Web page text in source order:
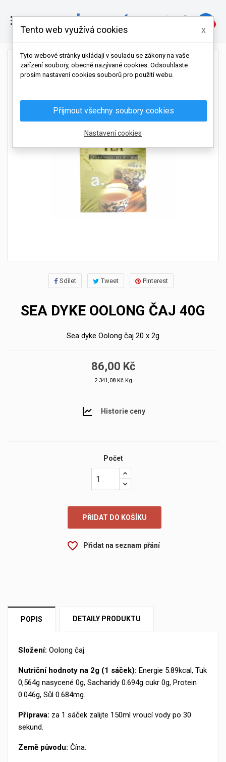

Sdílet Tweet Pinterest
SEA DYKE OOLONG ČAJ 40G
Sea dyke Oolong čaj 20 x 2g
86,00 Kč
2 341,08 Kč Kg
Historie ceny
Počet
PŘIDAT DO KOŠÍKU
favorite_border Přidat na seznam přání
POPIS DETAILY PRODUKTU
Složení: Oolong čaj.
Nutriční hodnoty na 2g (1 sáček): Energie 5.89kcal, Tuk
0,564g nasycené 0g, Sacharidy 0.694g cukr 0g, Protein
0.046g, Sůl 0.684mg.
Příprava: za 1 sáček zalijte 150ml vroucí vody po 30
sekund.
Země původu: Čína.
Vytvořit seznam přání
Tento web využívá cookies x
Tyto webové stránky ukládají v souladu se zákony na vaše
zařízení soubory, obecně nazývané cookies. Odsouhlaste
prosím nastavení cookies souborů pro použití webu.
Přijmout všechny soubory cookies
Nastavení cookies